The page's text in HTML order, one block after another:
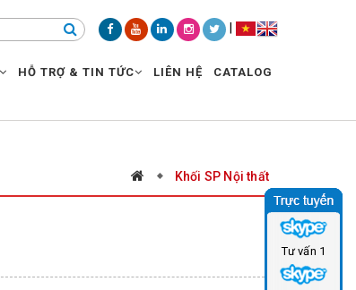
HỖ TRỢ & TIN TỨC LIÊN HỆ CATALOG
Khối SP Nội thất
Tư vấn 1